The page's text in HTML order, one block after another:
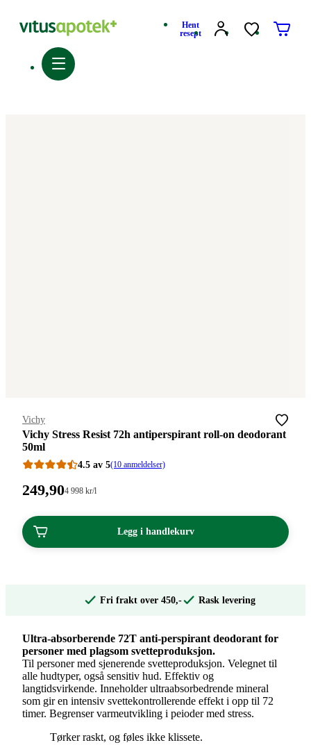
Hent
resept
Merke
Vichy
Vichy Stress Resist 72h antiperspirant roll-on deodorant
50ml
4.5 av 5(10 anmeldelser)
Pris:
kroner.
249,90Stykkpris:
998,00/l
4 998 kr/l
Legg i handlekurv
Fri frakt over 450,- Rask levering
Ultra-absorberende 72T anti-perspirant deodorant for
personer med plagsom svetteproduksjon.
Til personer med sjenerende svetteproduksjon. Velegnet til
alle hudtyper, også sensitiv hud. Effektiv og
langtidsvirkende. Inneholder ultraabsorbedrende mineral
som gir en intensiv svettekontrollerende effekt i opp til 72
timer. Begrenser varmeutvikling i peioder med stress.
Tørker raskt, og føles ikke klissete.